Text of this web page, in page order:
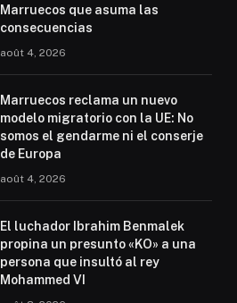
Marruecos que asuma las
consecuencias
août 4, 2026
Marruecos reclama un nuevo
modelo migratorio con la UE: No
somos el gendarme ni el conserje
de Europa
août 4, 2026
El luchador Ibrahim Benmalek
propina un presunto «KO» a una
persona que insultó al rey
Mohammed VI